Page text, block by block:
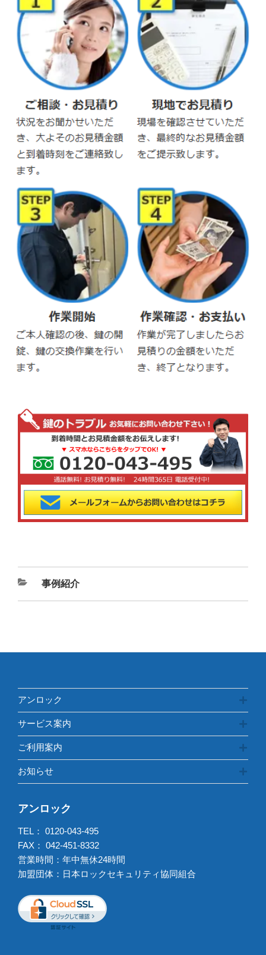
カ
テ
事例紹介
アンロック
サービス案内
ご利用案内
お知らせ
アンロック
TEL： 0120-043-495
FAX： 042-451-8332
営業時間：年中無休24時間
加盟団体：日本ロックセキュリティ協同組合